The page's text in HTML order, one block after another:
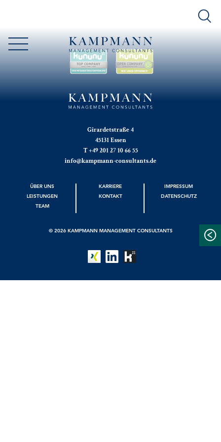
Girardetstraße 4
45131 Essen
T +49 201 27 10 66 55
info@kampmann-consultants.de
ÜBER UNS
LEISTUNGEN
TEAM
KARRIERE
KONTAKT
IMPRESSUM
DATENSCHUTZ
© 2026 KAMPMANN MANAGEMENT CONSULTANTS